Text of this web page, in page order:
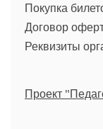
Покупка
Договор
Реквизиты
Проект